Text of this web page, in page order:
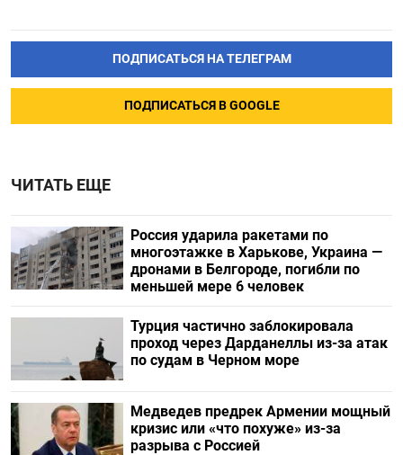
ПОДПИСАТЬСЯ НА ТЕЛЕГРАМ
ПОДПИСАТЬСЯ В GOOGLE
ЧИТАТЬ ЕЩЕ
Россия ударила ракетами по
многоэтажке в Харькове, Украина —
дронами в Белгороде, погибли по
меньшей мере 6 человек
Турция частично заблокировала
проход через Дарданеллы из-за атак
по судам в Черном море
Медведев предрек Армении мощный
кризис или «что похуже» из-за
разрыва с Россией